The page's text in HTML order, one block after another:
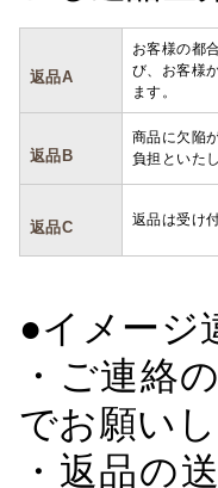
返品A
お客様の都
び、お客様
ます。
返品B
商品に欠陥
負担といた
返品C 返品は受け
●イメー
・ご連絡
でお願いし
・返品の